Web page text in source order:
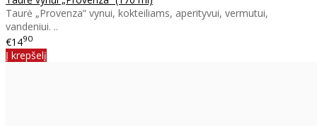
Taurė „Provenza“ vynui, kokteiliams, aperityvui, vermutui,
vandeniui. ..
€1490
Į krepšelį